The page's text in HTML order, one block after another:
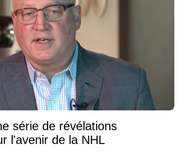
série de révélations
l'avenir de la NHL